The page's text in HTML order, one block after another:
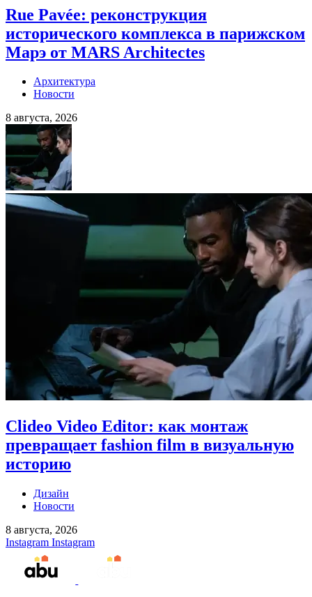
Rue Pavée: реконструкция
исторического комплекса в парижском
Марэ от MARS Architectes
Архитектура
Новости
8 августа, 2026
Clideo Video Editor: как монтаж
превращает fashion film в визуальную
историю
Дизайн
Новости
8 августа, 2026
Instagram Instagram